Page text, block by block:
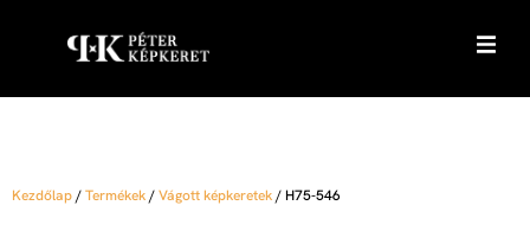
Kezdőlap/Termékek/Vágott képkeretek/H75-546